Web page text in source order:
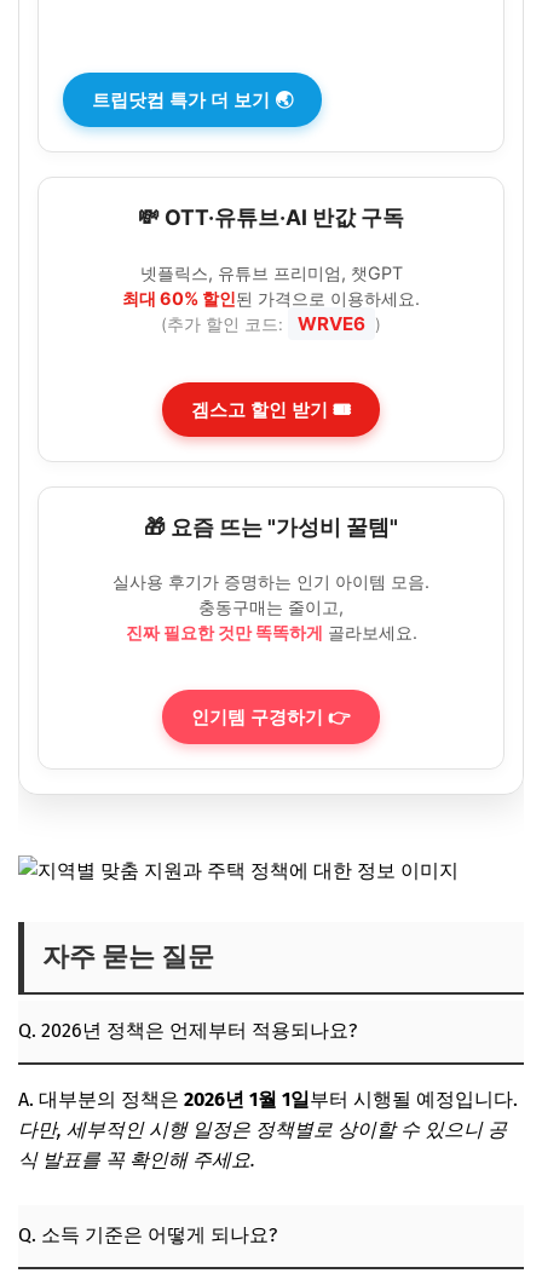
트립닷컴 특가 더 보기 🌏
💸 OTT·유튜브·AI 반값 구독
넷플릭스, 유튜브 프리미엄, 챗GPT
최대 60% 할인된 가격으로 이용하세요.
(추가 할인 코드: WRVE6 )
겜스고 할인 받기 🎟️
🎁 요즘 뜨는 "가성비 꿀템"
실사용 후기가 증명하는 인기 아이템 모음.
충동구매는 줄이고,
진짜 필요한 것만 똑똑하게 골라보세요.
인기템 구경하기 👉
자주 묻는 질문
Q. 2026년 정책은 언제부터 적용되나요?
A. 대부분의 정책은 2026년 1월 1일부터 시행될 예정입니다.
다만, 세부적인 시행 일정은 정책별로 상이할 수 있으니 공
식 발표를 꼭 확인해 주세요.
Q. 소득 기준은 어떻게 되나요?